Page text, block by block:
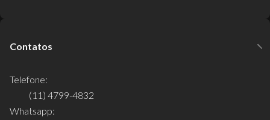
Contatos
Telefone:
(11) 4799-4832
Whatsapp: